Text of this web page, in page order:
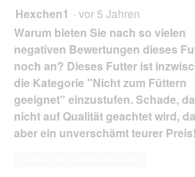
Hexchen1 · vor 5 Jahren
Warum bieten Sie nach so vielen
negativen Bewertungen dieses
noch an? Dieses Futter ist
die Kategorie "Nicht zum Füttern
geeignet" einzustufen. Schade,
nicht auf Qualität geachtet wird,
aber ein unverschämt teurer